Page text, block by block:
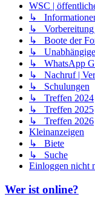
WSC |
↳
↳ Vorbereitung
↳ Boote der
↳ Unabhängige
↳ WhatsApp
↳ Nachruf |
↳ Schulungen
↳ Treffen 2024
↳ Treffen 2025
↳ Treffen 2026
Kleinanzeigen
↳ Biete
↳ Suche
Einloggen nicht
Wer ist online?